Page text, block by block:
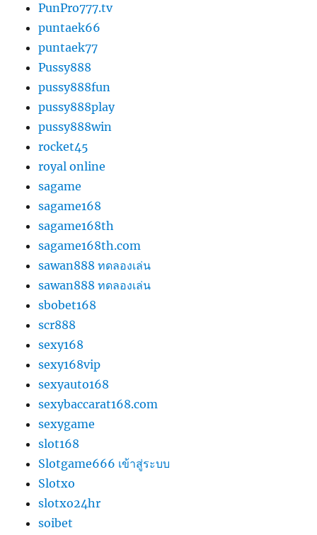
PunPro777.tv
puntaek66
puntaek77
Pussy888
pussy888fun
pussy888play
pussy888win
rocket45
royal online
sagame
sagame168
sagame168th
sagame168th.com
sawan888 ทดลองเล่น
sawan888 ทดลองเล่น
sbobet168
scr888
sexy168
sexy168vip
sexyauto168
sexybaccarat168.com
sexygame
slot168
Slotgame666 เข้าสู่ระบบ
Slotxo
slotxo24hr
soibet